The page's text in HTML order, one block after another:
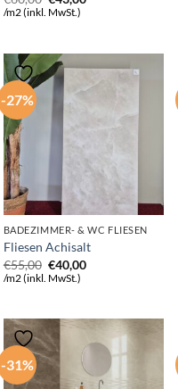
Preis
/m2 (inkl. MwSt.)
-27%
BADEZIMMER- & WC FLIESEN
Fliesen Achisalt
€55,00 Ursprünglicher
Preis
€40,00Aktueller
/m2 (inkl. MwSt.)
-31%